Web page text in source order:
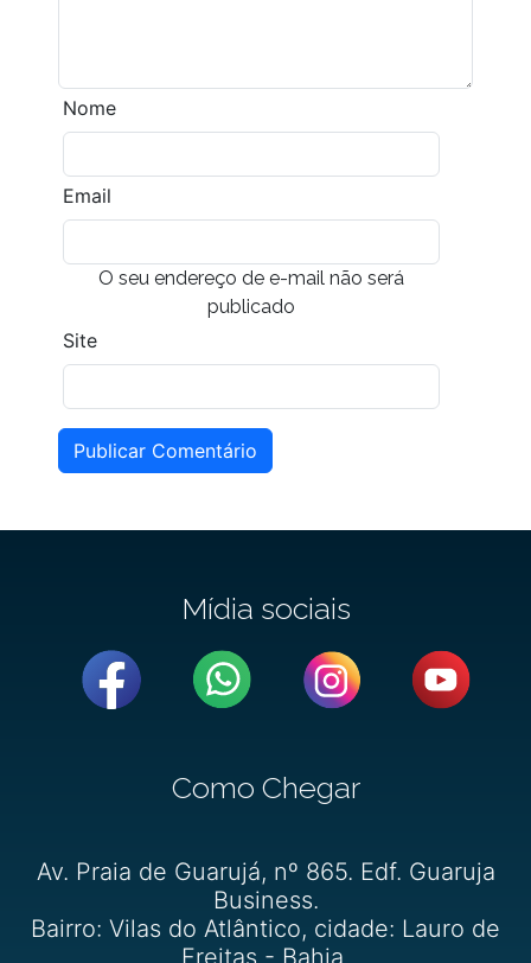
Nome
Email
O seu endereço de e-mail não será
publicado
Site
Publicar Comentário
Mídia sociais
Como Chegar
Av. Praia de Guarujá, nº 865. Edf. Guaruja
Business.
Bairro: Vilas do Atlântico, cidade: Lauro de
Freitas - Bahia.